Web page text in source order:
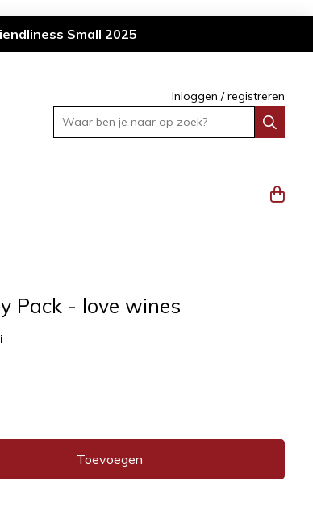
Small 2025
Inloggen /registreren
Waar ben je naar op zoek?
Pack - love wines
Toevoegen